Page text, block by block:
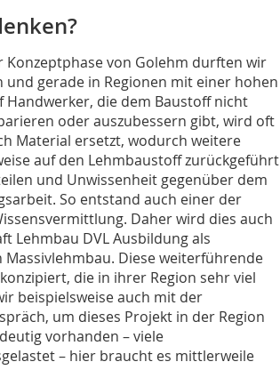
Konzeptphase von Golehm durften wir
gerade in Regionen mit einer hohen
die dem Baustoff nicht
oder auszubessern gibt, wird oft
Material ersetzt, wodurch weitere
auf den Lehmbaustoff zurückgeführt
und Unwissenheit gegenüber dem
So entstand auch einer der
Daher wird dies auch
Lehmbau DVL Ausbildung als
Diese weiterführende
die in ihrer Region sehr viel
beispielsweise auch mit der
um dieses Projekt in der Region
vorhanden – viele
– hier braucht es mittlerweile